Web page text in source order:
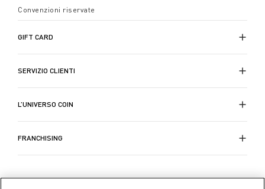
Convenzioni riservate
GIFT CARD
SERVIZIO CLIENTI
L’UNIVERSO COIN
FRANCHISING